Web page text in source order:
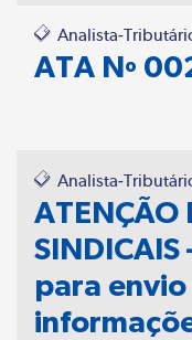
Analista-
ATA Nº
Analista-
ATENÇÃO
para